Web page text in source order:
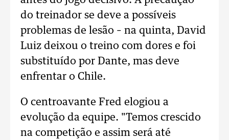
do treinador se deve a possíveis
problemas de lesão – na quinta, David
Luiz deixou o treino com dores e foi
substituído por Dante, mas deve
enfrentar o Chile.
O centroavante Fred elogiou a
evolução da equipe. "Temos crescido
na competição e assim será até